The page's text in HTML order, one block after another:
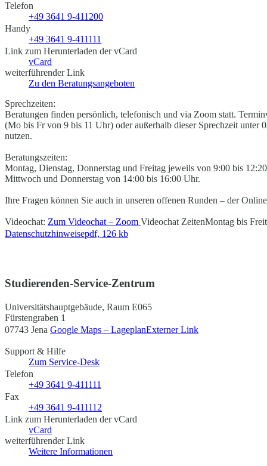
Telefon
+49 3641 9-411200
Handy
+49 3641 9-411111
Link zum Herunterladen der vCard
vCard
weiterführender Link
Zu den Beratungsangeboten
Sprechzeiten:
Beratungen finden persönlich, telefonisch und via Zoom statt.
(Mo bis Fr von 9 bis 11 Uhr) oder außerhalb dieser Sprechzeit unter
nutzen.
Beratungszeiten:
Montag, Dienstag, Donnerstag und Freitag jeweils von 9:00 bis
Mittwoch und Donnerstag von 14:00 bis 16:00 Uhr.
Ihre Fragen können Sie auch in unseren offenen Runden – der
Videochat: Zum Videochat – Zoom Videochat ZeitenMontag bis
Datenschutzhinweisepdf, 126 kb
Studierenden-Service-Zentrum
Universitätshauptgebäude, Raum E065
Fürstengraben 1
07743 Jena Google Maps – LageplanExterner Link
Support & Hilfe
Zum Service-Desk
Telefon
+49 3641 9-411111
Fax
+49 3641 9-411112
Link zum Herunterladen der vCard
vCard
weiterführender Link
Weitere Informationen